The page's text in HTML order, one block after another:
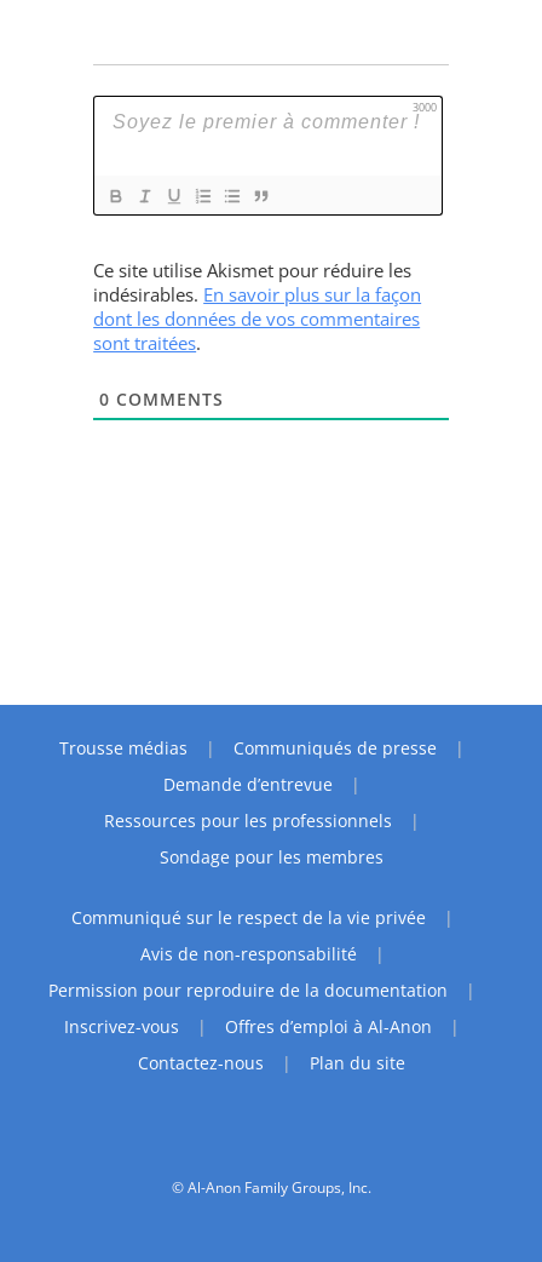
3000
Ce site utilise Akismet pour réduire les
indésirables. En savoir plus sur la façon
dont les données de vos commentaires
sont traitées.
0 COMMENTS
Trousse médias
Communiqués de presse
Demande d’entrevue
Ressources pour les professionnels
Sondage pour les membres
Communiqué sur le respect de la vie privée
Avis de non-responsabilité
Permission pour reproduire de la documentation
Inscrivez-vous
Offres d’emploi à Al-Anon
Contactez-nous
Plan du site
© Al-Anon Family Groups, Inc.